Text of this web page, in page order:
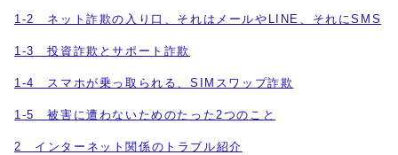
1-2 ネット詐欺の入り口、それはメールやLINE、それにSMS
1-3 投資詐欺とサポート詐欺
1-4 スマホが乗っ取られる、SIMスワップ詐欺
1-5 被害に遭わないためのたった2つのこと
2 インターネット関係のトラブル紹介